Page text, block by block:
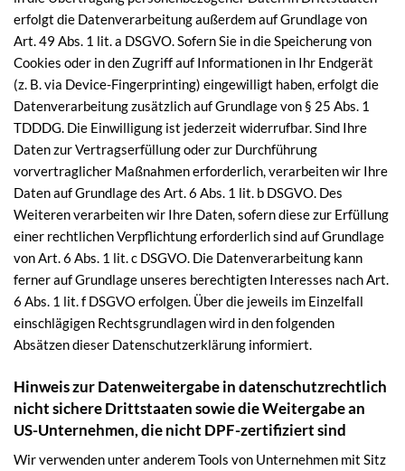
erfolgt die Datenverarbeitung außerdem auf Grundlage von
Art. 49 Abs. 1 lit. a DSGVO. Sofern Sie in die Speicherung von
Cookies oder in den Zugriff auf Informationen in Ihr Endgerät
(z. B. via Device-Fingerprinting) eingewilligt haben, erfolgt die
Datenverarbeitung zusätzlich auf Grundlage von § 25 Abs. 1
TDDDG. Die Einwilligung ist jederzeit widerrufbar. Sind Ihre
Daten zur Vertragserfüllung oder zur Durchführung
vorvertraglicher Maßnahmen erforderlich, verarbeiten wir Ihre
Daten auf Grundlage des Art. 6 Abs. 1 lit. b DSGVO. Des
Weiteren verarbeiten wir Ihre Daten, sofern diese zur Erfüllung
einer rechtlichen Verpflichtung erforderlich sind auf Grundlage
von Art. 6 Abs. 1 lit. c DSGVO. Die Datenverarbeitung kann
ferner auf Grundlage unseres berechtigten Interesses nach Art.
6 Abs. 1 lit. f DSGVO erfolgen. Über die jeweils im Einzelfall
einschlägigen Rechtsgrundlagen wird in den folgenden
Absätzen dieser Datenschutzerklärung informiert.
Hinweis zur Datenweitergabe in datenschutzrechtlich
nicht sichere Drittstaaten sowie die Weitergabe an
US-Unternehmen, die nicht DPF-zertifiziert sind
Wir verwenden unter anderem Tools von Unternehmen mit Sitz